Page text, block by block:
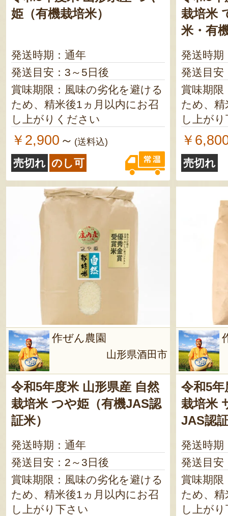
姫（有機栽培米）
発送時期：通年
発送目安：3～5日後
賞味期限：風味の劣化を避ける
ため、精米後1ヵ月以内にお召
し上がりください
￥2,900 ～ (送料込)
売切れ のし可
栽培米
米・有
発送時期
発送目安
賞味期限
ため、
し上が
￥
売切れ
作ぜん農園
山形県酒田市
令和5年度米 山形県産 自然
栽培米 つや姫（有機JAS認
証米）
発送時期：通年
発送目安：2～3日後
賞味期限：風味の劣化を避ける
ため、精米後1ヵ月以内にお召
し上がり下さい
令和5年
栽培米
JAS認
発送時期
発送目安
賞味期限
ため、
し上が